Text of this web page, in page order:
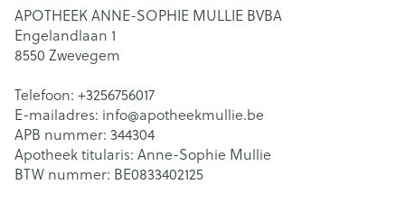
APOTHEEK ANNE-SOPHIE MULLIE BVBA
Engelandlaan 1
8550 Zwevegem
Telefoon: +3256756017
E-mailadres: info@apotheekmullie.be
APB nummer: 344304
Apotheek titularis: Anne-Sophie Mullie
BTW nummer: BE0833402125